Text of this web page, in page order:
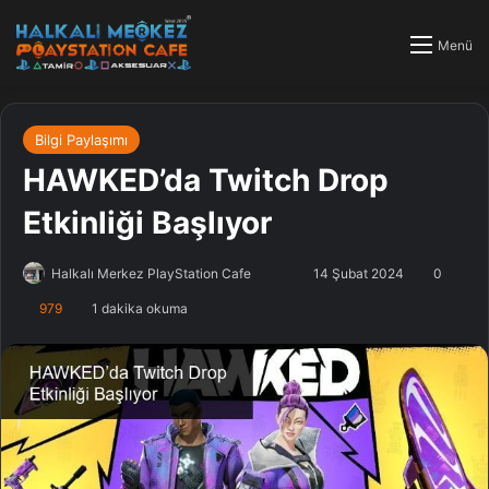
Menü
Bilgi Paylaşımı
HAWKED’da Twitch Drop
Etkinliği Başlıyor
Halkalı Merkez PlayStation Cafe
l
o
w
o
n
X
e
-
p
o
s
t
14 Şubat 2024 0
979 1 dakika okuma